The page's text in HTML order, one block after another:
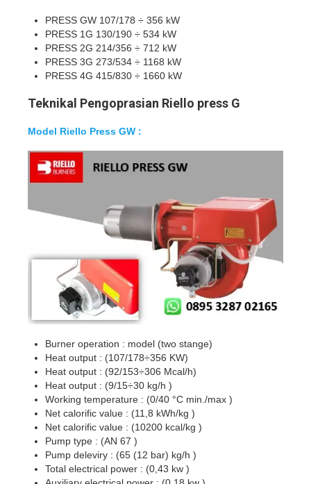
PRESS GW 107/178 ÷ 356 kW
PRESS 1G 130/190 ÷ 534 kW
PRESS 2G 214/356 ÷ 712 kW
PRESS 3G 273/534 ÷ 1168 kW
PRESS 4G 415/830 ÷ 1660 kW
Teknikal Pengoprasian Riello press G
Model Riello Press GW :
Burner operation : model (two stange)
Heat output : (107/178÷356 KW)
Heat output : (92/153÷306 Mcal/h)
Heat output : (9/15÷30 kg/h )
Working temperature : (0/40 °C min./max )
Net calorific value : (11,8 kWh/kg )
Net calorific value : (10200 kcal/kg )
Pump type : (AN 67 )
Pump deleviry : (65 (12 bar) kg/h )
Total electrical power : (0,43 kw )